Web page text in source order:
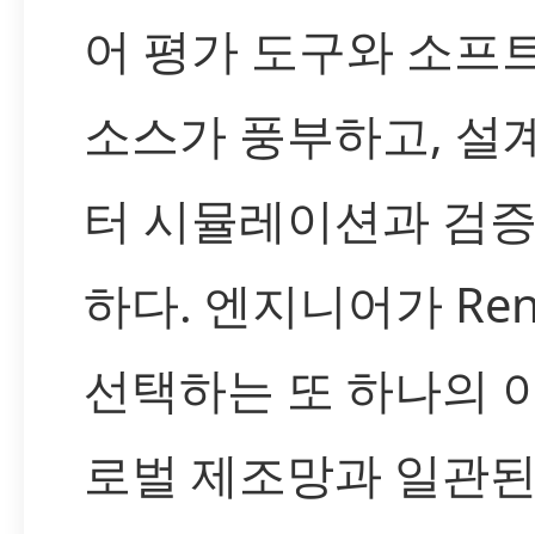
어 평가 도구와 소프
소스가 풍부하고, 설
터 시뮬레이션과 검
하다. 엔지니어가
선택하는 또 하나의
로벌 제조망과 일관